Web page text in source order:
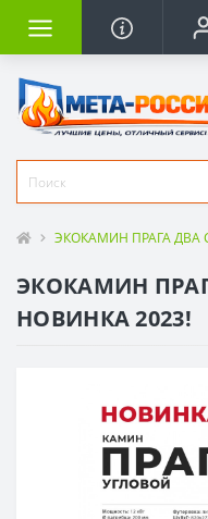
ЭКОКАМИН ПРАГА ДВА
ЭКОКАМИН
НОВИНКА 2023!